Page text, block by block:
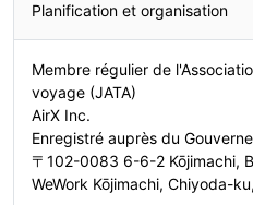
Planification et organisation
Membre régulier de
voyage (JATA)
AirX Inc.
Enregistré auprès du
〒102-0083 6-6-2 Kōjimachi,
WeWork Kōjimachi, Chiyoda-